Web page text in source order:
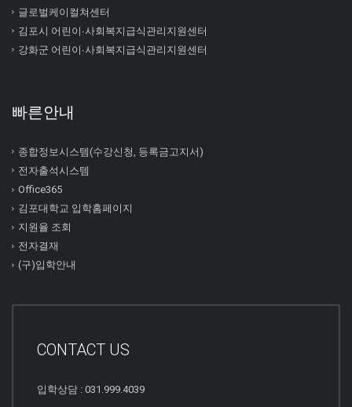
글로벌케이컬쳐센터
김포시 어린이∙사회복지급식관리지원센터
강화군 어린이∙사회복지급식관리지원센터
빠른안내
종합정보시스템(수강신청, 등록금고지서)
전자출석시스템
Office365
김포대학교 입학홈페이지
지원율 조회
전자결재
(구)입학안내
CONTACT US
입학상담 : 031.999.4039